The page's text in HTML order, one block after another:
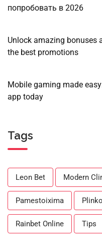
попробовать в 2026
Unlock amazing bonuses
the best promotions
Mobile gaming made
app today
Tags
Leon Bet Modern
Pamestoixima Plinko
Rainbet Online Tips